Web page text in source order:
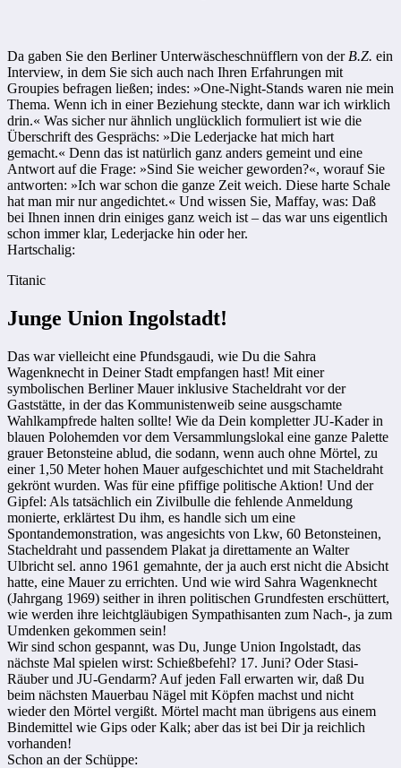
Da gaben Sie den Berliner Unterwäscheschnüfflern von der B.Z. ein
Interview, in dem Sie sich auch nach Ihren Erfahrungen mit
Groupies befragen ließen; indes: »One-Night-Stands waren nie mein
Thema. Wenn ich in einer Beziehung steckte, dann war ich wirklich
drin.« Was sicher nur ähnlich unglücklich formuliert ist wie die
Überschrift des Gesprächs: »Die Lederjacke hat mich hart
gemacht.« Denn das ist natürlich ganz anders gemeint und eine
Antwort auf die Frage: »Sind Sie weicher geworden?«, worauf Sie
antworten: »Ich war schon die ganze Zeit weich. Diese harte Schale
hat man mir nur angedichtet.« Und wissen Sie, Maffay, was: Daß
bei Ihnen innen drin einiges ganz weich ist – das war uns eigentlich
schon immer klar, Lederjacke hin oder her.
Hartschalig:
Titanic
Junge Union Ingolstadt!
Das war vielleicht eine Pfundsgaudi, wie Du die Sahra
Wagenknecht in Deiner Stadt empfangen hast! Mit einer
symbolischen Berliner Mauer inklusive Stacheldraht vor der
Gaststätte, in der das Kommunistenweib seine ausgschamte
Wahlkampfrede halten sollte! Wie da Dein kompletter JU-Kader in
blauen Polohemden vor dem Versammlungslokal eine ganze Palette
grauer Betonsteine ablud, die sodann, wenn auch ohne Mörtel, zu
einer 1,50 Meter hohen Mauer aufgeschichtet und mit Stacheldraht
gekrönt wurden. Was für eine pfiffige politische Aktion! Und der
Gipfel: Als tatsächlich ein Zivilbulle die fehlende Anmeldung
monierte, erklärtest Du ihm, es handle sich um eine
Spontandemonstration, was angesichts von Lkw, 60 Betonsteinen,
Stacheldraht und passendem Plakat ja direttamente an Walter
Ulbricht sel. anno 1961 gemahnte, der ja auch erst nicht die Absicht
hatte, eine Mauer zu errichten. Und wie wird Sahra Wagenknecht
(Jahrgang 1969) seither in ihren politischen Grundfesten erschüttert,
wie werden ihre leichtgläubigen Sympathisanten zum Nach-, ja zum
Umdenken gekommen sein!
Wir sind schon gespannt, was Du, Junge Union Ingolstadt, das
nächste Mal spielen wirst: Schießbefehl? 17. Juni? Oder Stasi-
Räuber und JU-Gendarm? Auf jeden Fall erwarten wir, daß Du
beim nächsten Mauerbau Nägel mit Köpfen machst und nicht
wieder den Mörtel vergißt. Mörtel macht man übrigens aus einem
Bindemittel wie Gips oder Kalk; aber das ist bei Dir ja reichlich
vorhanden!
Schon an der Schüppe: